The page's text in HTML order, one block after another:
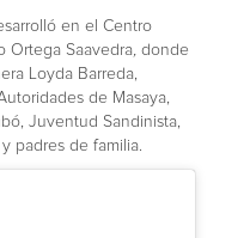
en el Centro
Ortega Saavedra donde
Loyda Barreda,
de Masaya,
Juventud Sandinista,
padres de familia.